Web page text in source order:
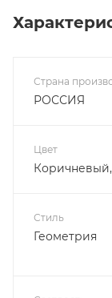
Страна
РОССИЯ
Цвет
Стиль
Геометрия